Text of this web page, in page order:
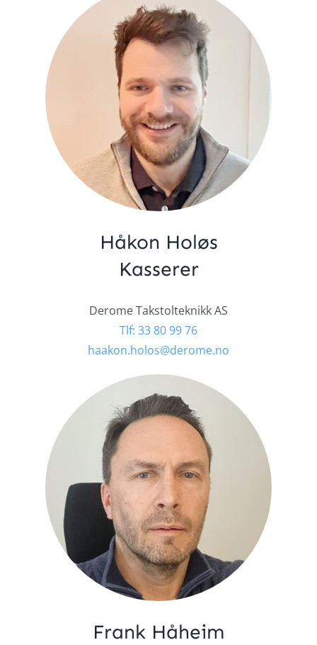
Håkon Holøs
Kasserer
Derome Takstolteknikk AS
Tlf: 33 80 99 76
haakon.holos@derome.no
Frank Håheim